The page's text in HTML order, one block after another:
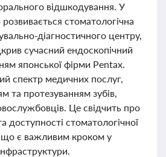
відшкодування. У
стоматологічна
діагностичного центру,
сучасний ендоскопічний
японської фірми Pentax.
спектр медичних послуг,
та протезуванням зубів,
Це свідчить про
доступності стоматологічної
що є важливим кроком у